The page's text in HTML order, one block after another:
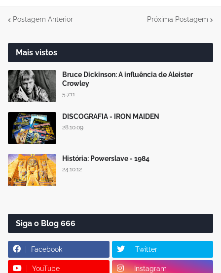
Postagem Anterior Próxima Postagem
Mais vistos
Bruce Dickinson: A influência de Aleister
Crowley
5.7.11
DISCOGRAFIA - IRON MAIDEN
28.10.09
História: Powerslave - 1984
24.10.12
Siga o Blog 666
Facebook Twitter
YouTube Instagram